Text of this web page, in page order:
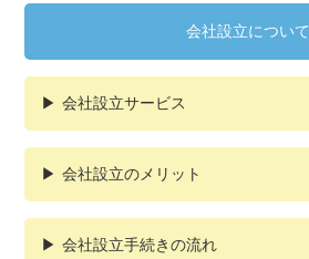
会社設立について
会社設立サービス
会社設立のメリット
会社設立手続きの流れ